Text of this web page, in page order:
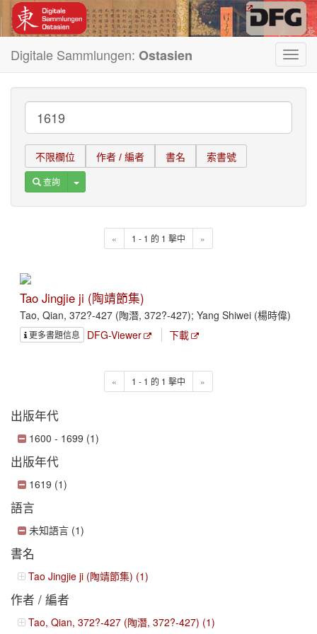
Digitale Sammlungen: Ostasien
不限欄位 作者 / 編者 書名 索書號
查詢 Toggle Dropdown
« 1 - 1 的 1 擊中 »
Tao Jingjie ji (陶靖節集)
Tao, Qian, 372?-427 (陶潛, 372?-427); Yang Shiwei (楊時偉)
更多書題信息 DFG-Viewer 下載
« 1 - 1 的 1 擊中 »
出版年代
1600 - 1699 (1)
出版年代
1619 (1)
語言
未知語言 (1)
書名
Tao Jingjie ji (陶靖節集) (1)
作者 / 編者
Tao, Qian, 372?-427 (陶潛, 372?-427) (1)